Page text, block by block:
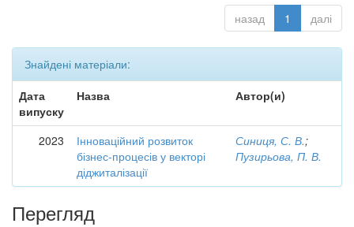
назад 1 далі
Знайдені матеріали:
Дата
випуску
Назва Автор(и)
2023
Інноваційний розвиток
бізнес-процесів у векторі
діджиталізації
Синиця, С. В.;
Пузирьова, П. В.
Перегляд